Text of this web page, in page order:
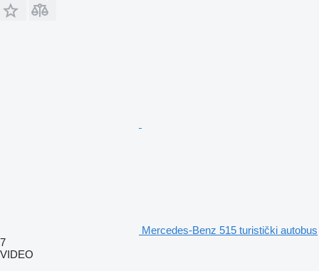
Mercedes-Benz 515 turistički autobus
7
VIDEO